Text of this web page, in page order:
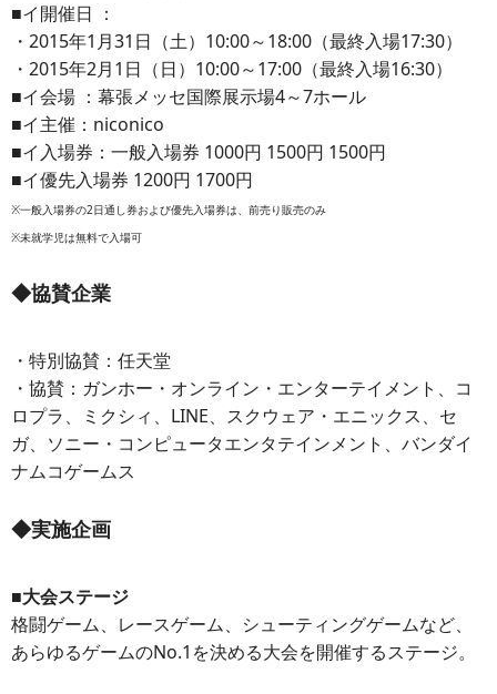
■イ開催日 ：
・2015年1月31日（土）10:00～18:00（最終入場17:30）
・2015年2月1日（日）10:00～17:00（最終入場16:30）
■イ会場 ：幕張メッセ国際展示場4～7ホール
■イ主催：niconico
■イ入場券：一般入場券 1000円 1500円 1500円
■イ優先入場券 1200円 1700円
※一般入場券の2日通し券および優先入場券は、前売り販売のみ
※未就学児は無料で入場可
◆協賛企業
・特別協賛：任天堂
・協賛：ガンホー・オンライン・エンターテイメント、コ
ロプラ、ミクシィ、LINE、スクウェア・エニックス、セ
ガ、ソニー・コンピュータエンタテインメント、バンダイ
ナムコゲームス
◆実施企画
■大会ステージ
格闘ゲーム、レースゲーム、シューティングゲームなど、
あらゆるゲームのNo.1を決める大会を開催するステージ。